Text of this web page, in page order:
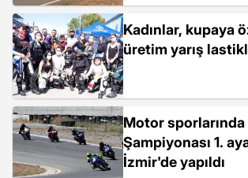
Kadınlar, kupaya
üretim yarış
Motor
Şampiyonası 1.
İzmir'de yapıldı